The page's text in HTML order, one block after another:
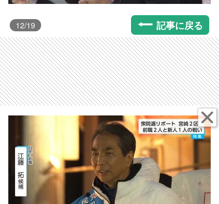
12/19 記事に戻る